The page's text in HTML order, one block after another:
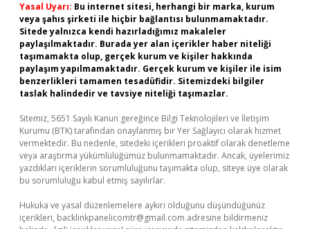
Yasal Uyarı: Bu internet sitesi, herhangi bir marka, kurum
veya şahıs şirketi ile hiçbir bağlantısı bulunmamaktadır.
Sitede yalnızca kendi hazırladığımız makaleler
paylaşılmaktadır. Burada yer alan içerikler haber niteliği
taşımamakta olup, gerçek kurum ve kişiler hakkında
paylaşım yapılmamaktadır. Gerçek kurum ve kişiler ile isim
benzerlikleri tamamen tesadüfidir. Sitemizdeki bilgiler
taslak halindedir ve tavsiye niteliği taşımazlar.
Sitemiz, 5651 Sayılı Kanun gereğince Bilgi Teknolojileri ve İletişim
Kurumu (BTK) tarafından onaylanmış bir Yer Sağlayıcı olarak hizmet
vermektedir. Bu nedenle, sitedeki içerikleri proaktif olarak denetleme
veya araştırma yükümlülüğümüz bulunmamaktadır. Ancak, üyelerimiz
yazdıkları içeriklerin sorumluluğunu taşımakta olup, siteye üye olarak
bu sorumluluğu kabul etmiş sayılırlar.
Hukuka ve yasal düzenlemelere aykırı olduğunu düşündüğünüz
içerikleri, backlinkpanelicomtr@gmail.com adresine bildirmeniz